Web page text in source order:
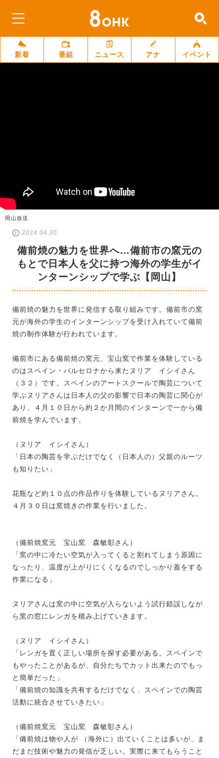
新着 番組 ニュース アナ イベント
岡山放送
2024.04.30
備前焼の魅力を世界へ…備前市の窯元の
もとで日本人を父に持つ海外の学生がイ
ンターンシップで学ぶ【岡山】
備前焼の魅力を世界に発信する取り組みです。備前市の窯
元が海外の学生のインターンシップを受け入れていて備前
焼の制作体験が行われています。
備前市にある備前焼の窯元、宝山窯で作業を体験している
のはスペイン・バルセロナから来たヌリア イシイさん
（３２）です。スペインのアートスクールで陶芸について
学ぶヌリアさんは日本人の父の影響で日本の陶芸に関心が
あり、４月１０日から約２か月間のインターンで一から備
前焼を学んでいます。
（ヌリア イシイさん）
「日本の陶芸を学ぶだけでなく（日本人の）父親のルーツ
も知りたい」
花瓶など約１０点の作品作りを体験しているヌリアさん。
４月３０日は窯焼きの作業を行いました。
（備前焼窯元 宝山窯 森敏彰さん）
「窯の中に冷たい空気が入ってくると割れてしまう原因に
なったり、温度が上がりにくくなるのでしっかり蓋をする
作業になる」
ヌリアさんは窯の中に空気が入らないよう試行錯誤しなが
ら窯の窓にレンガを積み上げていきます。
（ヌリア イシイさん）
「レンガを置く正しい場所を探す必要がある。スペインで
もやったことがあるが、自分たちでカット出来たのでもっ
と簡単だった」
「備前焼の知識を共有するだけでなく、スペインでの陶芸
活動に統合させていきたい」
（備前焼窯元 宝山窯 森敏彰さん）
「備前焼は物や人が （海外に）出ていくことは多いが、ま
だまだ技術や魅力の発信が乏しい。実際に来てもらうこと